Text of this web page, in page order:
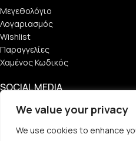
We value your privacy
We use cookies to enhance
Μεγεθολόγιο
Λογαριασμός
Wishlist
Παραγγελίες
Χαμένος Κωδικός
SOCIAL MEDIA
Find Us
Follow Us